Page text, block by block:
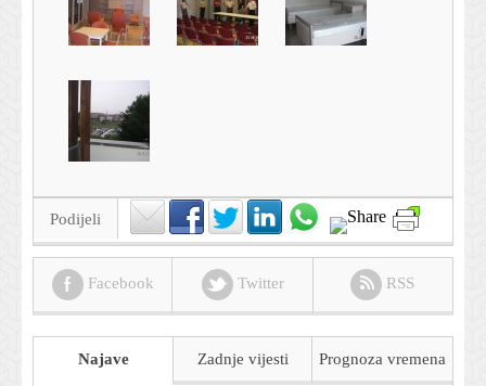
Podijeli
Facebook Twitter RSS
Najave Zadnje vijesti Prognoza vremena